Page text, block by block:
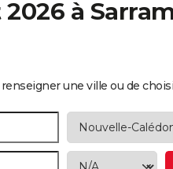
à
une ville ou de